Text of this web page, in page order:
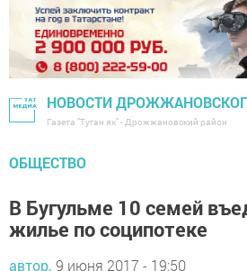
НОВОСТИ
Газета "Туган як" - Дрожжановский район
ОБЩЕСТВО
В Бугульме 10 семей
жилье по соципотеке
автор, 9 июня 2017 - 19:50